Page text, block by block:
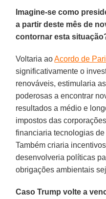
Imagine-se como
a partir deste mês de
contornar esta
Voltaria aoAcordo de
significativamente o
renováveis, estimularia
poderosas a encontrar
resultados a médio e
impostos das
financiaria tecnologias
Também criaria
desenvolveria políticas
obrigações ambientais
Caso Trump volte a